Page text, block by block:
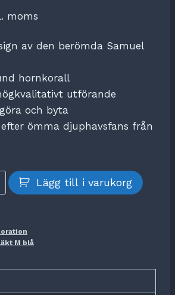
moms
av den berömda Samuel
hornkorall
utförande
och byta
ömma djuphavsfans från
Lägg till i varukorg
M blå